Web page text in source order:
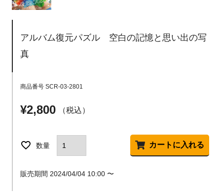
アルバム復元パズル 空白の記憶と思い出の写
真
商品番号 SCR-03-2801
¥2,800 税込
カートに入れる
販売期間 2024/04/04 10:00 〜